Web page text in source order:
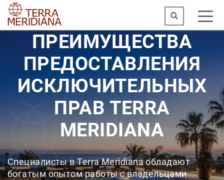
ПРЕИМУЩЕСТВА
ПРЕДОСТАВЛЕНИЯ
ИСКЛЮЧИТЕЛЬНЫХ
ПРАВ TERRA
MERIDIANA
Специалисты в Terra Meridiana обладают
богатым опытом работы с владельцами